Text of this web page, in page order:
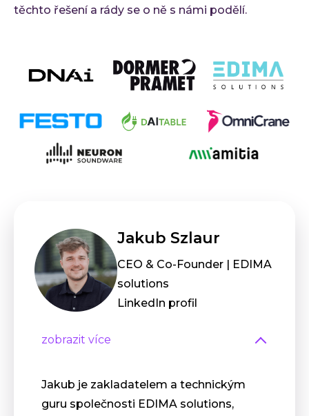
těchto řešení a rády se o ně s námi podělí.
Jakub Szlaur
CEO & Co-Founder | EDIMA
solutions
LinkedIn profil
zobrazit více
Jakub je zakladatelem a technickým
guru společnosti EDIMA solutions,